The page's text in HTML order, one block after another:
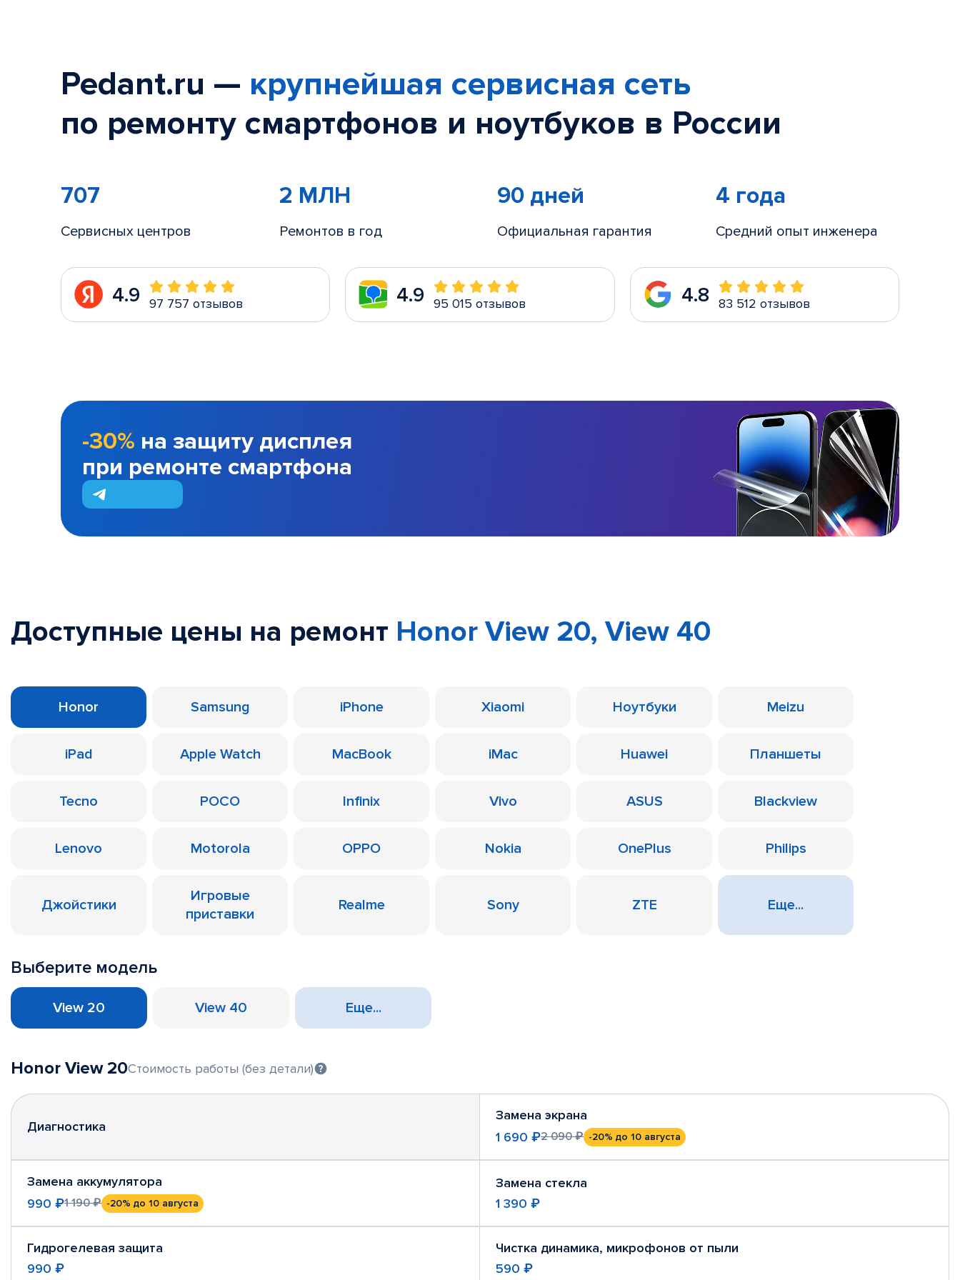
Pedant.ru — крупнейшая сервисная сеть
по ремонту смартфонов и ноутбуков в России
707
Сервисных центров
2 МЛН
Ремонтов в год
90 дней
Официальная гарантия
4 года
Средний опыт инженера
4.9 97 757 отзывов 4.9 95 015 отзывов 4.8 83 512 отзывов
-30% на защиту дисплея
при ремонте смартфона
Доступные цены на ремонт Honor View 20, View 40
Honor Samsung iPhone Xiaomi Ноутбуки Meizu
iPad Apple Watch MacBook iMac Huawei Планшеты
Tecno POCO Infinix Vivo ASUS Blackview
Lenovo Motorola OPPO Nokia OnePlus Philips
Джойстики
Игровые
приставки
Realme Sony ZTE Еще...
Выберите модель
View 20 View 40 Еще...
Honor View 20Стоимость работы (без детали)
Диагностика
Замена экрана
1 690 ₽2 090 ₽ -20% до 10 августа
Замена аккумулятора
990 ₽1 190 ₽ -20% до 10 августа
Замена стекла
1 390 ₽
Гидрогелевая защита
990 ₽
Чистка динамика, микрофонов от пыли
590 ₽